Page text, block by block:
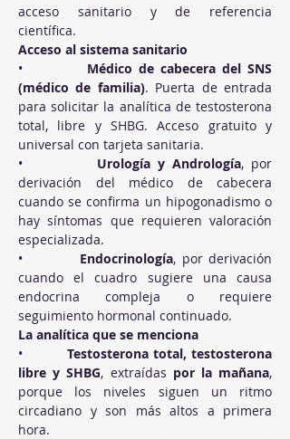
acceso sanitario y de referencia
científica.
Acceso al sistema sanitario
• Médico de cabecera del SNS
(médico de familia). Puerta de entrada
para solicitar la analítica de testosterona
total, libre y SHBG. Acceso gratuito y
universal con tarjeta sanitaria.
• Urología y Andrología, por
derivación del médico de cabecera
cuando se confirma un hipogonadismo o
hay síntomas que requieren valoración
especializada.
• Endocrinología, por derivación
cuando el cuadro sugiere una causa
endocrina compleja o requiere
seguimiento hormonal continuado.
La analítica que se menciona
• Testosterona total, testosterona
libre y SHBG, extraídas por la mañana,
porque los niveles siguen un ritmo
circadiano y son más altos a primera
hora.